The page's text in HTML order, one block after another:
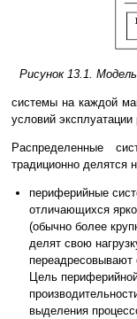
Рисунок 13.1.
системы на каждой
условий
Распределенные
традиционно делятся
периферийные
отличающихся
(обычно более
делят свою
переадресовывают
Цель
выделения